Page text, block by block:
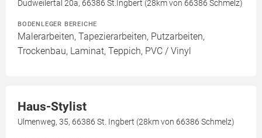
Dudweilertal 20a, 66386 St.Ingbert (28km von 66386 Schmelz)
BODENLEGER BEREICHE
Malerarbeiten, Tapezierarbeiten, Putzarbeiten,
Trockenbau, Laminat, Teppich, PVC / Vinyl
Haus-Stylist
Ulmenweg, 35, 66386 St. Ingbert (28km von 66386 Schmelz)